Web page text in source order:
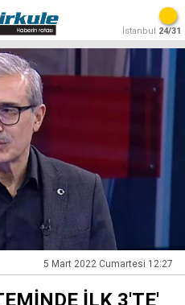
İstanbul 24/31
5 Mart 2022 Cumartesi 12:27
İLK 3'TE'